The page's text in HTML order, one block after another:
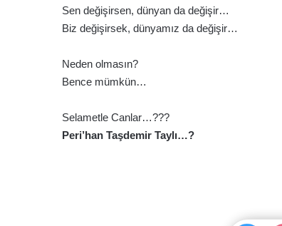
Sen değişirsen, dünyan da değişir…
Biz değişirsek, dünyamız da değişir…
Neden olmasın?
Bence mümkün…
Selametle Canlar…???
Peri’han Taşdemir Taylı…?